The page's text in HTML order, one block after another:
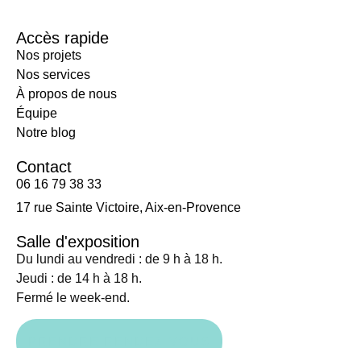
Accès rapide
Nos projets
Nos services
À propos de nous
Équipe
Notre blog
Contact
06 16 79 38 33
17 rue Sainte Victoire, Aix-en-Provence
Salle d'exposition
Du lundi au vendredi : de 9 h à 18 h.
Jeudi : de 14 h à 18 h.
Fermé le week-end.